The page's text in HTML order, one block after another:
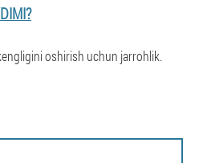
oshirish uchun jarrohlik.